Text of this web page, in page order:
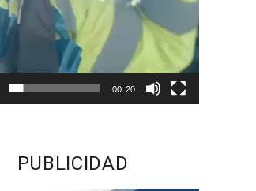
00:20
PUBLICIDAD